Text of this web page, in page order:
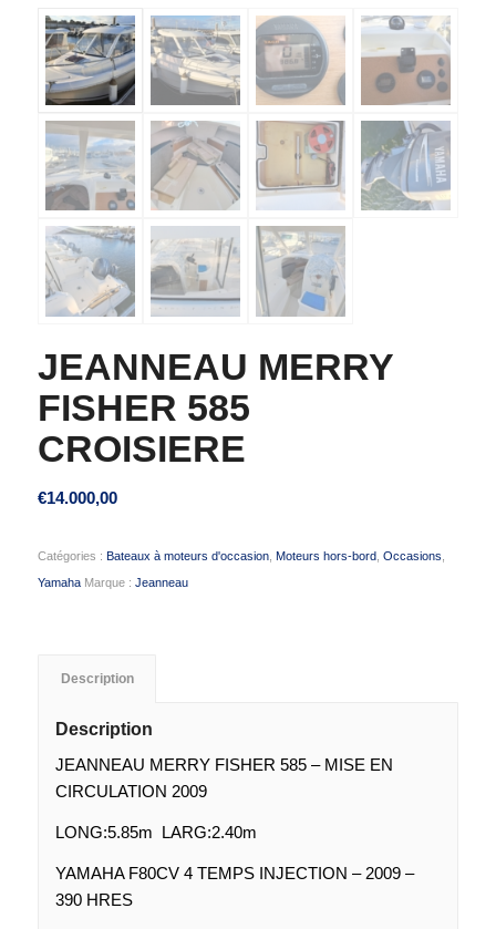
JEANNEAU MERRY
FISHER 585
CROISIERE
€14.000,00
Catégories : Bateaux à moteurs d'occasion, Moteurs hors-bord, Occasions
Yamaha Marque : Jeanneau
Description
Description
JEANNEAU MERRY FISHER 585 – MISE EN
CIRCULATION 2009
LONG:5.85m LARG:2.40m
YAMAHA F80CV 4 TEMPS INJECTION – 2009 –
390 HRES